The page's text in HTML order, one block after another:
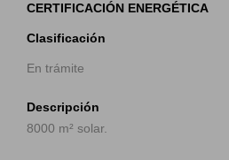
CERTIFICACIÓN ENERGÉTICA
Clasificación
En trámite
Descripción
8000 m² solar.